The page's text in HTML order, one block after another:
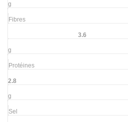
g
Fibres
3.6
g
Protéines
2.8
g
Sel